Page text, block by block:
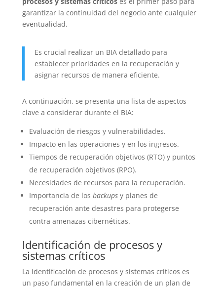
garantizar la continuidad del negocio ante cualquier
eventualidad.
Es crucial realizar un BIA detallado para
establecer prioridades en la recuperación y
asignar recursos de manera eficiente.
A continuación, se presenta una lista de aspectos
clave a considerar durante el BIA:
Evaluación de riesgos y vulnerabilidades.
Impacto en las operaciones y en los ingresos.
Tiempos de recuperación objetivos (RTO) y puntos
de recuperación objetivos (RPO).
Necesidades de recursos para la recuperación.
Importancia de los backupsy planes de
recuperación ante desastres para protegerse
contra amenazas cibernéticas.
Identificación de procesos y
sistemas críticos
La identificación de procesos y sistemas críticos es
un paso fundamental en la creación de un plan de